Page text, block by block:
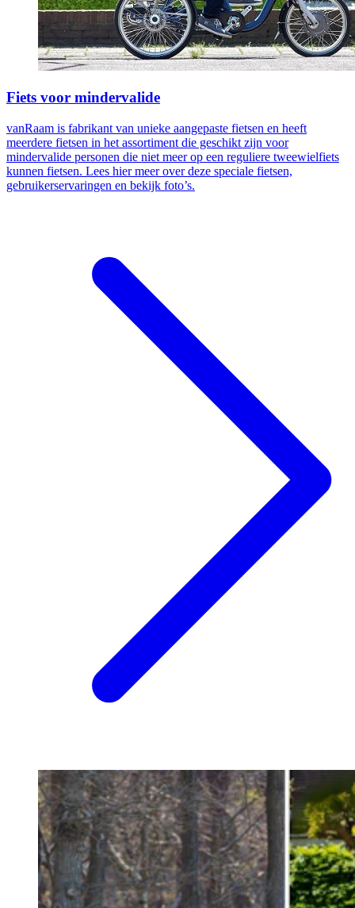
Fiets voor mindervalide
vanRaam is fabrikant van unieke aangepaste fietsen en heeft
meerdere fietsen in het assortiment die geschikt zijn voor
mindervalide personen die niet meer op een reguliere tweewielfiets
kunnen fietsen. Lees hier meer over deze speciale fietsen,
gebruikerservaringen en bekijk foto’s.